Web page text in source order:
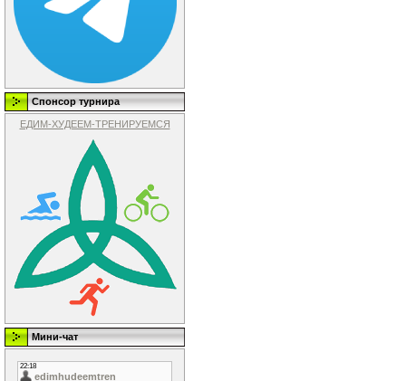
Спонсор турнира
ЕДИМ-ХУДЕЕМ-ТРЕНИРУЕМСЯ
Мини-чат